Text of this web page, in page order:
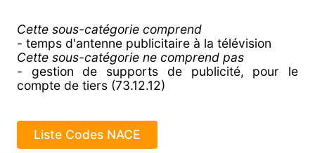
Cette sous-catégorie comprend
- temps d'antenne publicitaire à la télévision
Cette sous-catégorie ne comprend pas
- gestion de supports de publicité, pour le
compte de tiers (73.12.12)
Liste Codes NACE